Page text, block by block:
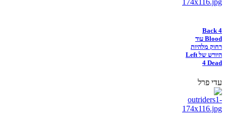
Back 4
Blood עוד
רחוק מלהיות
היורש של Left
4 Dead
עדי פרל